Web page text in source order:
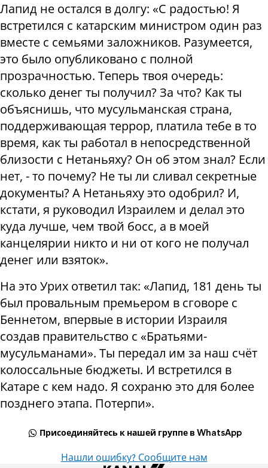
Лапид не остался в долгу: «С радостью! Я
встретился с катарским министром один раз
вместе с семьями заложников. Разумеется,
это было опубликовано с полной
прозрачностью. Теперь твоя очередь:
сколько денег ты получил? За что? Как ты
объяснишь, что мусульманская страна,
поддерживающая террор, платила тебе в то
время, как ты работал в непосредственной
близости с Нетаньяху? Он об этом знал? Если
нет, - то почему? Не ты ли сливал секретные
документы? А Нетаньяху это одобрил? И,
кстати, я руководил Израилем и делал это
куда лучше, чем твой босс, а в моей
канцелярии никто и ни от кого не получал
денег или взяток».
На это Урих ответил так: «Лапид, 181 день ты
был провальным премьером в сговоре с
Беннетом, впервые в истории Израиля
создав правительство с «Братьями-
мусульманами». Ты передал им за наш счёт
колоссальные бюджеты. И встретился в
Катаре с кем надо. Я сохраню это для более
позднего этапа. Потерпи».
Присоединяйтесь к нашей группе в WhatsApp
Нашли ошибку? Сообщите нам